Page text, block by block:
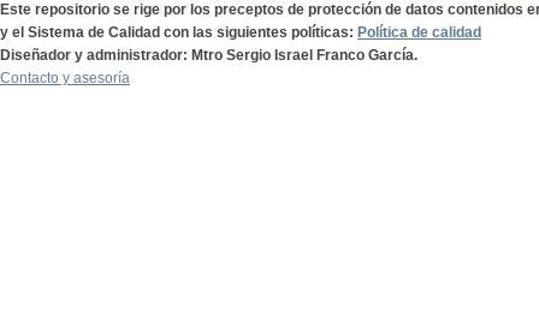
Este repositorio se rige por los preceptos de protección de datos contenidos
y el Sistema de Calidad con las siguientes políticas: Política de calidad
Diseñador y administrador: Mtro Sergio Israel Franco García.
Contacto y asesoría